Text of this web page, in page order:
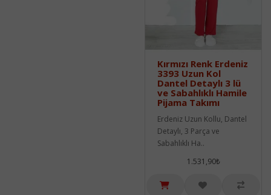
Kırmızı Renk Erdeniz
3393 Uzun Kol
Dantel Detaylı 3 lü
ve Sabahlıklı Hamile
Pijama Takımı
Erdeniz Uzun Kollu, Dantel
Detaylı, 3 Parça ve
Sabahlıklı Ha..
1.531,90₺